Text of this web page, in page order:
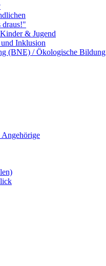
draus!"
& Jugend
Inklusion
(BNE) / Ökologische Bildung
Angehörige